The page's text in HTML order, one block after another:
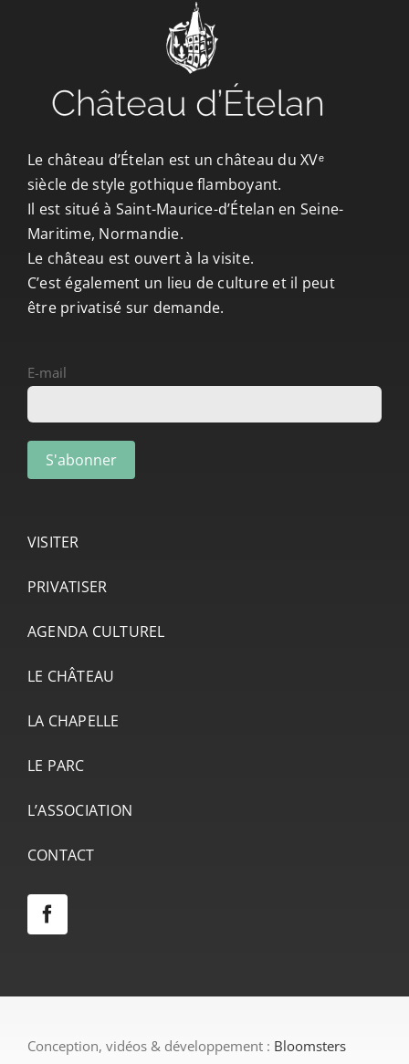
Le château d’Ételan est un château du XVᵉ
siècle de style gothique flamboyant.
Il est situé à Saint-Maurice-d’Ételan en Seine-
Maritime, Normandie.
Le château est ouvert à la visite.
C’est également un lieu de culture et il peut
être privatisé sur demande.
E-mail
VISITER
PRIVATISER
AGENDA CULTUREL
LE CHÂTEAU
LA CHAPELLE
LE PARC
L’ASSOCIATION
CONTACT
Conception, vidéos & développement : Bloomsters